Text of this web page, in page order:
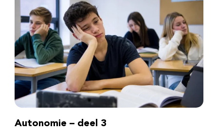
Autonomie – deel 3